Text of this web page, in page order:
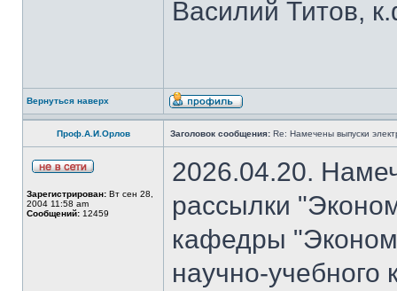
Василий Титов,
Вернуться наверх
Проф.А.И.Орлов Заголовок сообщения: Re: Намечены выпуски
Зарегистрирован: Вт сен 28,
2004 11:58 am
Сообщений: 12459
2026.04.20.
рассылки
кафедры
научно-